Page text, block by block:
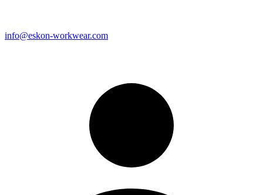
info@eskon-workwear.com